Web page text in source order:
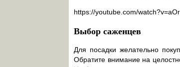
https://youtube.com/
Выбор саженцев
Для посадки желательно
Обратите внимание на